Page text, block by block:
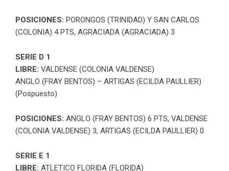
POSICIONES: PORONGOS (TRINIDAD) Y SAN CARLOS
(COLONIA) 4 PTS, AGRACIADA (AGRACIADA) 3
SERIE D 1
LIBRE: VALDENSE (COLONIA VALDENSE)
ANGLO (FRAY BENTOS) – ARTIGAS (ECILDA PAULLIER)
(Pospuesto)
POSICIONES: ANGLO (FRAY BENTOS) 6 PTS, VALDENSE
(COLONIA VALDENSE) 3, ARTIGAS (ECILDA PAULLIER) 0
SERIE E 1
LIBRE: ATLETICO FLORIDA (FLORIDA)